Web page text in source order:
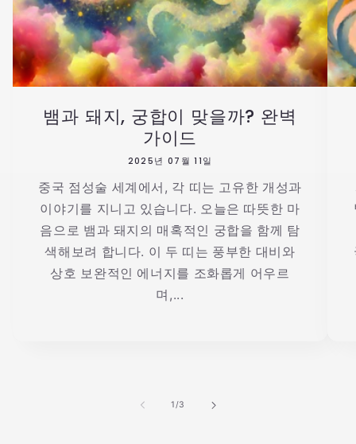
뱀과 돼지, 궁합이 맞을까? 완벽
가이드
2025년 07월 11일
중국 점성술 세계에서, 각 띠는 고유한 개성과
이야기를 지니고 있습니다. 오늘은 따뜻한 마
음으로 뱀과 돼지의 매혹적인 궁합을 함께 탐
색해보려 합니다. 이 두 띠는 풍부한 대비와
상호 보완적인 에너지를 조화롭게 어우르
며,...
1/의
3